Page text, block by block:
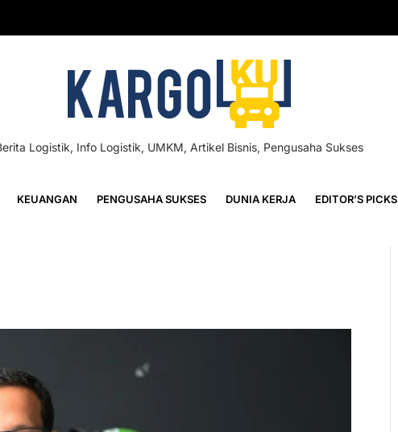
Logistik, Info Logistik, UMKM, Artikel Bisnis, Pengusaha Sukses
KEUANGAN PENGUSAHA SUKSES DUNIA KERJA EDITOR’S PICKS